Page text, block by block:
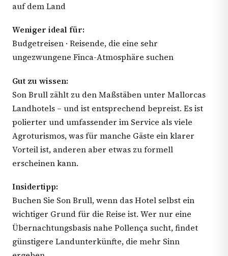
auf dem Land
Weniger ideal für:
Budgetreisen · Reisende, die eine sehr
ungezwungene Finca-Atmosphäre suchen
Gut zu wissen:
Son Brull zählt zu den Maßstäben unter Mallorcas
Landhotels – und ist entsprechend bepreist. Es ist
polierter und umfassender im Service als viele
Agroturismos, was für manche Gäste ein klarer
Vorteil ist, anderen aber etwas zu formell
erscheinen kann.
Insidertipp:
Buchen Sie Son Brull, wenn das Hotel selbst ein
wichtiger Grund für die Reise ist. Wer nur eine
Übernachtungsbasis nahe Pollença sucht, findet
günstigere Landunterkünfte, die mehr Sinn